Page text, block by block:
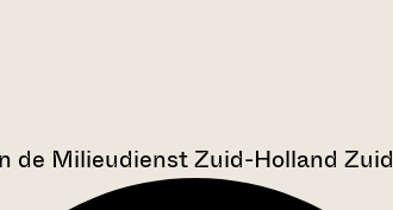
de Milieudienst Zuid-Holland Zuid